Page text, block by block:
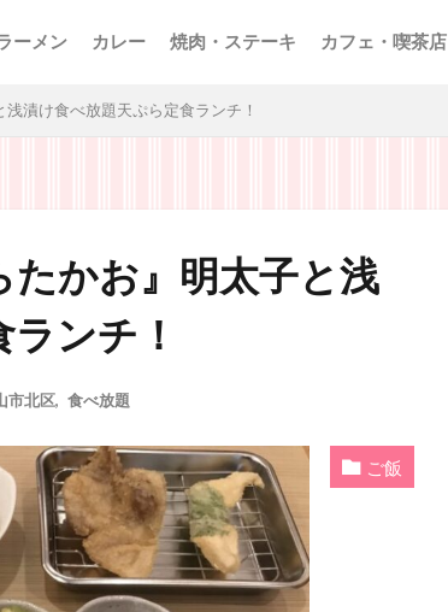
ーメン カレー 焼肉・ステーキ カフェ・喫茶店
漬け食べ放題天ぷら定食ランチ！
たかお』明太子と浅
ンチ！
市北区, 食べ放題
ご飯